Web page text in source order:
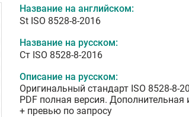
Название на английском:
St ISO 8528-8-2016
Название на русском:
Ст ISO 8528-8-2016
Описание на русском:
Оригинальный стандарт ISO 8528-8-
PDF полная версия. Дополнительная
+ превью по запросу